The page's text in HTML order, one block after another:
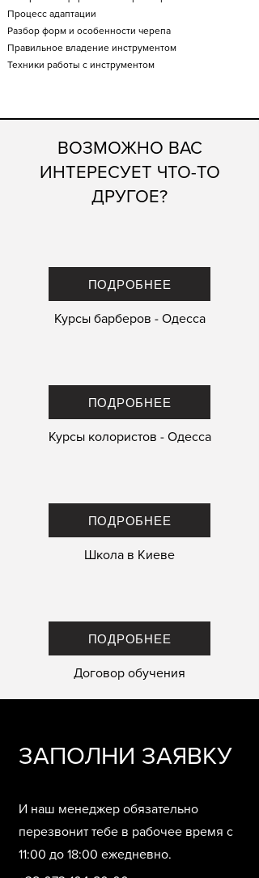
Процесс адаптации
Разбор форм и особенности черепа
Правильное владение инструментом
Техники работы с инструментом
ВОЗМОЖНО ВАС
ИНТЕРЕСУЕТ ЧТО-ТО
ДРУГОЕ?
ПОДРОБНЕЕ
Курсы барберов - Одесса
ПОДРОБНЕЕ
Курсы колористов - Одесса
ПОДРОБНЕЕ
Школа в Киеве
ПОДРОБНЕЕ
Договор обучения
ЗАПОЛНИ ЗАЯВКУ
И наш менеджер обязательно
перезвонит тебе в рабочее время с
11:00 до 18:00 ежедневно.